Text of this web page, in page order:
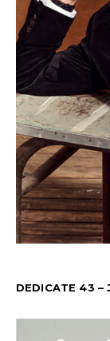
DEDICATE 43 –